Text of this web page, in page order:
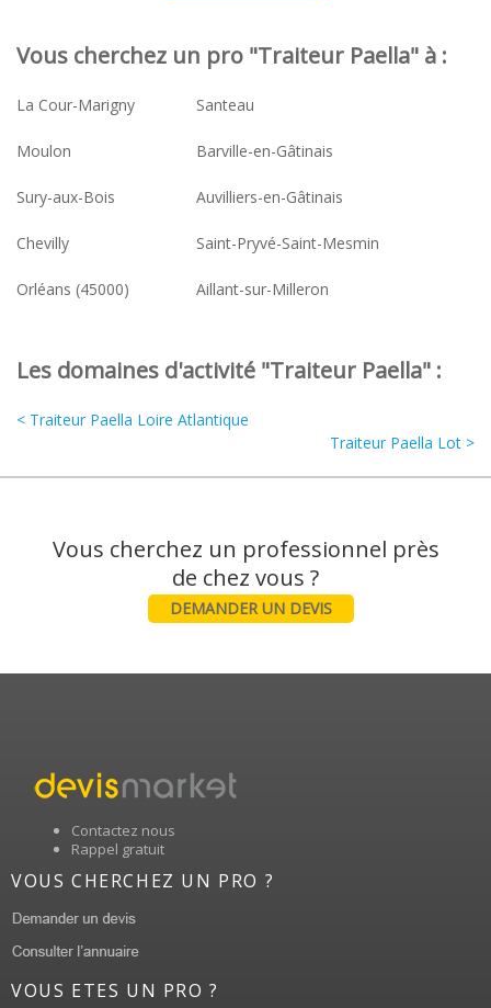
Vous cherchez un pro "Traiteur Paella" à :
La Cour-Marigny Santeau
Moulon Barville-en-Gâtinais
Sury-aux-Bois Auvilliers-en-Gâtinais
Chevilly Saint-Pryvé-Saint-Mesmin
Orléans (45000) Aillant-sur-Milleron
Les domaines d'activité "Traiteur Paella" :
< Traiteur Paella Loire Atlantique
Traiteur Paella Lot >
Vous cherchez un professionnel près
DEMANDER UN DEVIS
Contactez nous
Rappel gratuit
VOUS CHERCHEZ UN PRO ?
VOUS ETES UN PRO ?